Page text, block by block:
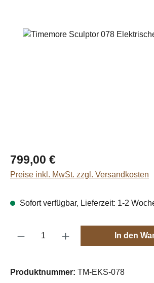
Bildergalerie überspringen
Regulärer Preis:
799,00 €
Preise inkl. MwSt. zzgl. Versandkosten
Sofort verfügbar, Lieferzeit: 1-2
Produkt Anzahl: Gib den
In den
Produktnummer: TM-EKS-078